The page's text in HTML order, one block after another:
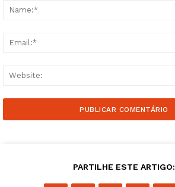
PARTILHE ESTE ARTIGO: